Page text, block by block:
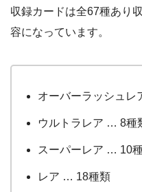
収録カードは全67種あり
容になっています。
オーバーラッシュ
ウルトラレア … 8種
スーパーレア … 10
レア … 18種類